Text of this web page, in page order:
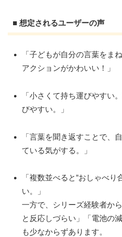
■ 想定されるユーザーの声
「子どもが自分の言葉をま
アクションがかわいい！」
「小さくて持ち運びやすい
びやすい。」
「言葉を聞き返すことで、
ている気がする。」
「複数並べると“おしゃべり
い。」
一方で、シリーズ経験者か
と反応しづらい」「電池の
も少なからずあります。